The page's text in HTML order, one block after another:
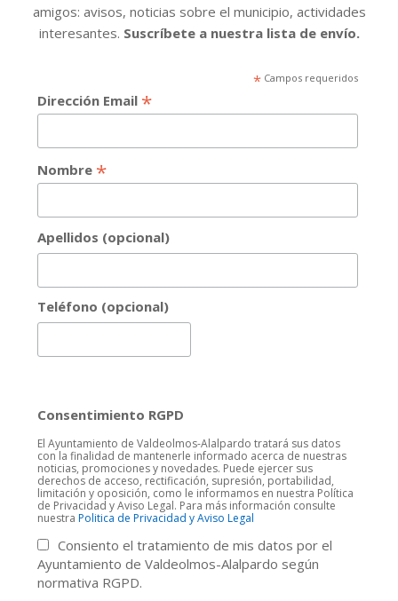
o
amigos: avisos, noticias sobre el municipio, actividades
interesantes. Suscríbete a nuestra lista de envío.
*Campos requeridos
Dirección Email *
Nombre *
Apellidos (opcional)
Teléfono (opcional)
Consentimiento RGPD
El Ayuntamiento de Valdeolmos-Alalpardo tratará sus datos
con la finalidad de mantenerle informado acerca de nuestras
noticias, promociones y novedades. Puede ejercer sus
derechos de acceso, rectificación, supresión, portabilidad,
limitación y oposición, como le informamos en nuestra Política
de Privacidad y Aviso Legal. Para más información consulte
nuestra Politica de Privacidad y Aviso Legal
Consiento el tratamiento de mis datos por el
Ayuntamiento de Valdeolmos-Alalpardo según
normativa RGPD.